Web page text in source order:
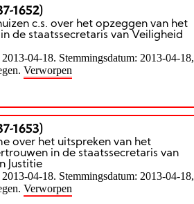
1652)
c.s. over het opzeggen van het
de staatssecretaris van Veiligheid
04-18. Stemmingsdatum: 2013-04-18,
Verworpen
1653)
over het uitspreken van het
in de staatssecretaris van
Justitie
04-18. Stemmingsdatum: 2013-04-18,
Verworpen